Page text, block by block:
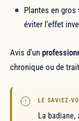
Plantes en
éviter l'effet
Avis d'un
chronique ou de
LE SAVIEZ-
La